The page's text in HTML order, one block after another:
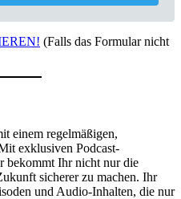
(Falls das Formular nicht
einem regelmäßigen,
exklusiven Podcast-
bekommt Ihr nicht nur die
sicherer zu machen. Ihr
und Audio-Inhalten, die nur